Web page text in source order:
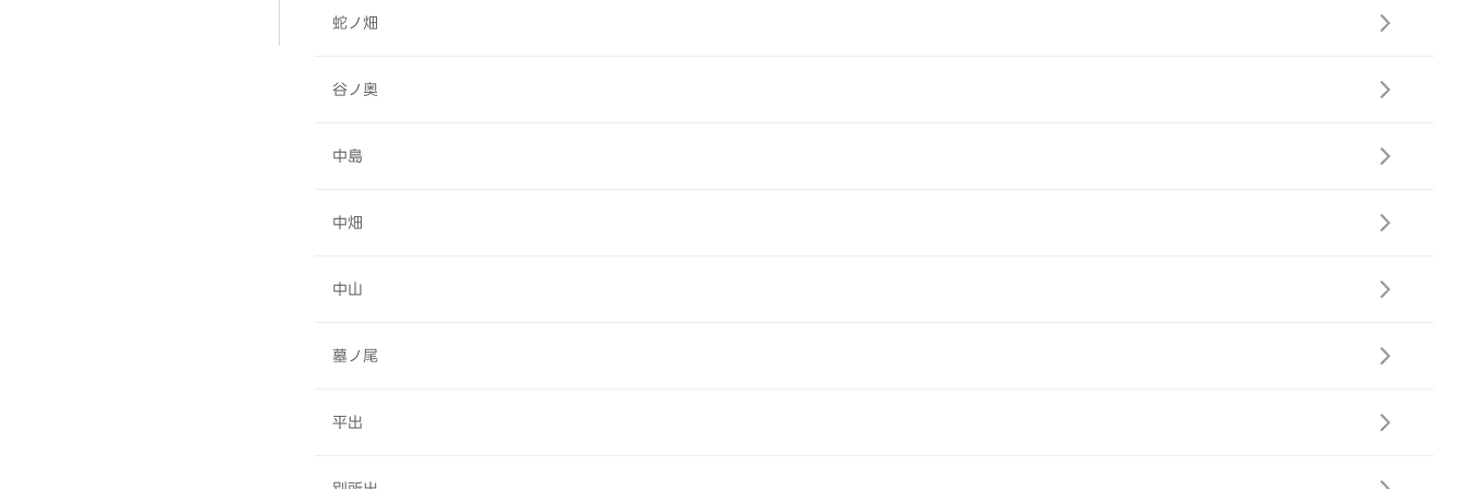
蛇ノ畑
谷ノ奥
中島
中畑
中山
墓ノ尾
平出